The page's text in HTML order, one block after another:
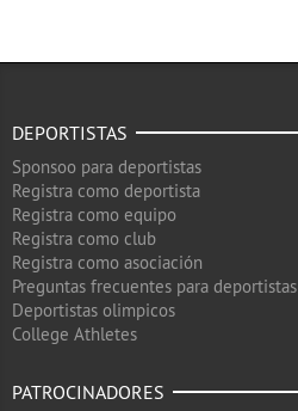
DEPORTISTAS
Sponsoo para deportistas
Registra como deportista
Registra como equipo
Registra como club
Registra como asociación
Preguntas frecuentes para deportistas
Deportistas olimpicos
College Athletes
PATROCINADORES